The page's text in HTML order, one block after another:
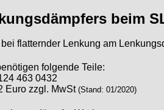
beim
flatternder Lenkung am
folgende Teile:
463 0432
Euro zzgl. MwSt(Stand: 01/2020)